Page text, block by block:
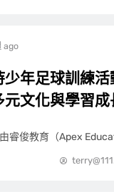
ago
年足球訓練
文化與學習成
睿俊教育（Apex